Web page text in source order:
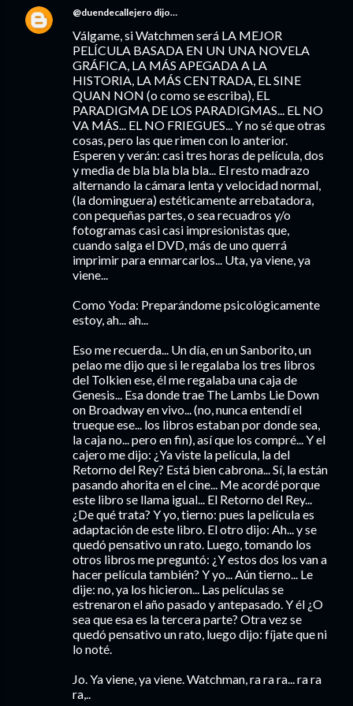
@duendecallejero dijo…
Válgame, si Watchmen será LA MEJOR
PELÍCULA BASADA EN UN UNA NOVELA
GRÁFICA, LA MÁS APEGADA A LA
HISTORIA, LA MÁS CENTRADA, EL SINE
QUAN NON (o como se escriba), EL
PARADIGMA DE LOS PARADIGMAS... EL NO
VA MÁS... EL NO FRIEGUES... Y no sé que otras
cosas, pero las que rimen con lo anterior.
Esperen y verán: casi tres horas de película, dos
y media de bla bla bla bla... El resto madrazo
alternando la cámara lenta y velocidad normal,
(la dominguera) estéticamente arrebatadora,
con pequeñas partes, o sea recuadros y/o
fotogramas casi casi impresionistas que,
cuando salga el DVD, más de uno querrá
imprimir para enmarcarlos... Uta, ya viene, ya
viene...
Como Yoda: Preparándome psicológicamente
estoy, ah... ah...
Eso me recuerda... Un día, en un Sanborito, un
pelao me dijo que si le regalaba los tres libros
del Tolkien ese, él me regalaba una caja de
Genesis... Esa donde trae The Lambs Lie Down
on Broadway en vivo... (no, nunca entendí el
trueque ese... los libros estaban por donde sea,
la caja no... pero en fin), así que los compré... Y el
cajero me dijo: ¿Ya viste la película, la del
Retorno del Rey? Está bien cabrona... Sí, la están
pasando ahorita en el cine... Me acordé porque
este libro se llama igual... El Retorno del Rey...
¿De qué trata? Y yo, tierno: pues la película es
adaptación de este libro. El otro dijo: Ah... y se
quedó pensativo un rato. Luego, tomando los
otros libros me preguntó: ¿Y estos dos los van a
hacer película también? Y yo... Aún tierno... Le
dije: no, ya los hicieron... Las películas se
estrenaron el año pasado y antepasado. Y él ¿O
sea que esa es la tercera parte? Otra vez se
quedó pensativo un rato, luego dijo: fíjate que ni
lo noté.
Jo. Ya viene, ya viene. Watchman, ra ra ra... ra ra
ra,..